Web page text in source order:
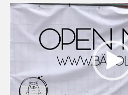
Video-